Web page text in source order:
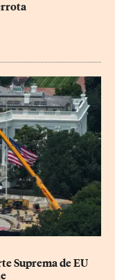
Suprema de EU